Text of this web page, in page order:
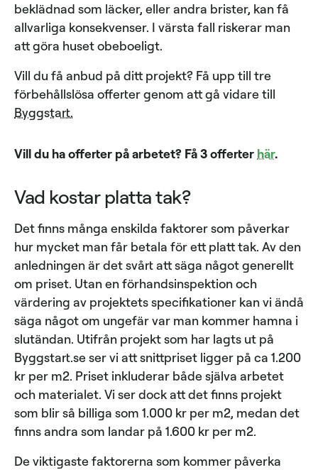
beklädnad som läcker, eller andra brister, kan få
allvarliga konsekvenser. I värsta fall riskerar man
att göra huset obeboeligt.
Vill du få anbud på ditt projekt? Få upp till tre
förbehållslösa offerter genom att gå vidare till
Byggstart.
Vill du ha offerter på arbetet? Få 3 offerter här.
Vad kostar platta tak?
Det finns många enskilda faktorer som påverkar
hur mycket man får betala för ett platt tak. Av den
anledningen är det svårt att säga något generellt
om priset. Utan en förhandsinspektion och
värdering av projektets specifikationer kan vi ändå
säga något om ungefär var man kommer hamna i
slutändan. Utifrån projekt som har lagts ut på
Byggstart.se ser vi att snittpriset ligger på ca 1.200
kr per m2. Priset inkluderar både själva arbetet
och materialet. Vi ser dock att det finns projekt
som blir så billiga som 1.000 kr per m2, medan det
finns andra som landar på 1.600 kr per m2.
De viktigaste faktorerna som kommer påverka